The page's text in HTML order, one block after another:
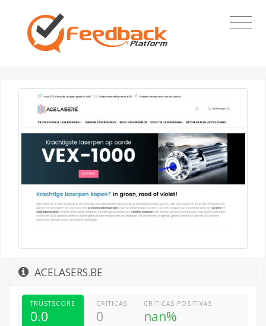
ACELASERS.BE
TRUSTSCORE
0.0
CRÍTICAS
0
CRÍTICAS POSITIVAS
nan%